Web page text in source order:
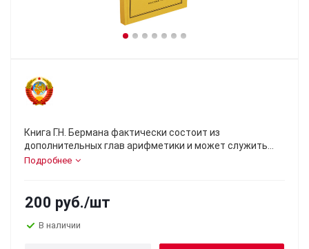
Книга Г.Н. Бермана фактически состоит из
дополнительных глав арифметики и может служить
повышению арифметической культуры широкого круга
приближенного умножения, которые могут оказаться
интересными и для квалифицированного читателя.
Подробнее
200 руб./шт
В наличии